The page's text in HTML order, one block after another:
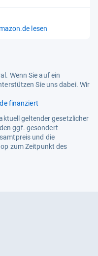
lesen
Wenn Sie auf ein
Sie uns dabei. Wir
finanziert
geltender gesetzlicher
ggf. gesondert
und die
zum Zeitpunkt des